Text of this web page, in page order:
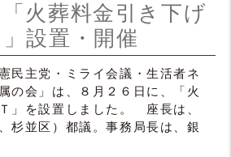
「火葬料金引き下げ
」設置・開催
民主党・ミライ会議・生活者ネ
の会」は、８月２６日に、「火
」を設置しました。 座長は、
杉並区）都議。事務局長は、銀